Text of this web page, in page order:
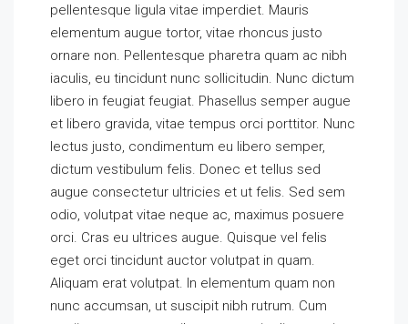
pellentesque ligula vitae imperdiet. Mauris
elementum augue tortor, vitae rhoncus justo
ornare non. Pellentesque pharetra quam ac nibh
iaculis, eu tincidunt nunc sollicitudin. Nunc dictum
libero in feugiat feugiat. Phasellus semper augue
et libero gravida, vitae tempus orci porttitor. Nunc
lectus justo, condimentum eu libero semper,
dictum vestibulum felis. Donec et tellus sed
augue consectetur ultricies et ut felis. Sed sem
odio, volutpat vitae neque ac, maximus posuere
orci. Cras eu ultrices augue. Quisque vel felis
eget orci tincidunt auctor volutpat in quam.
Aliquam erat volutpat. In elementum quam non
nunc accumsan, ut suscipit nibh rutrum. Cum